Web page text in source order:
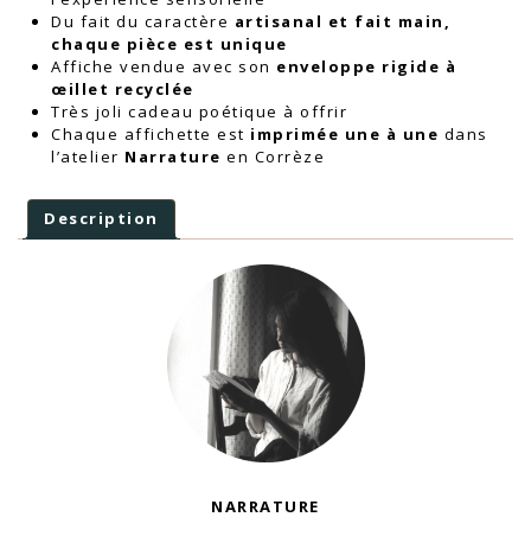
Du fait du caractère artisanal et fait main,
chaque pièce est unique
Affiche vendue avec son enveloppe rigide à
œillet recyclée
Très joli cadeau poétique à offrir
Chaque affichette est imprimée une à une dans
l’atelier Narrature en Corrèze
Description
NARRATURE